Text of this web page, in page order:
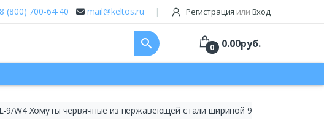
8 (800) 700-64-40 mail@keltos.ru Регистрация или Вход
search 0 0.00руб.
9/W4 Хомуты червячные из нержавеющей стали шириной 9